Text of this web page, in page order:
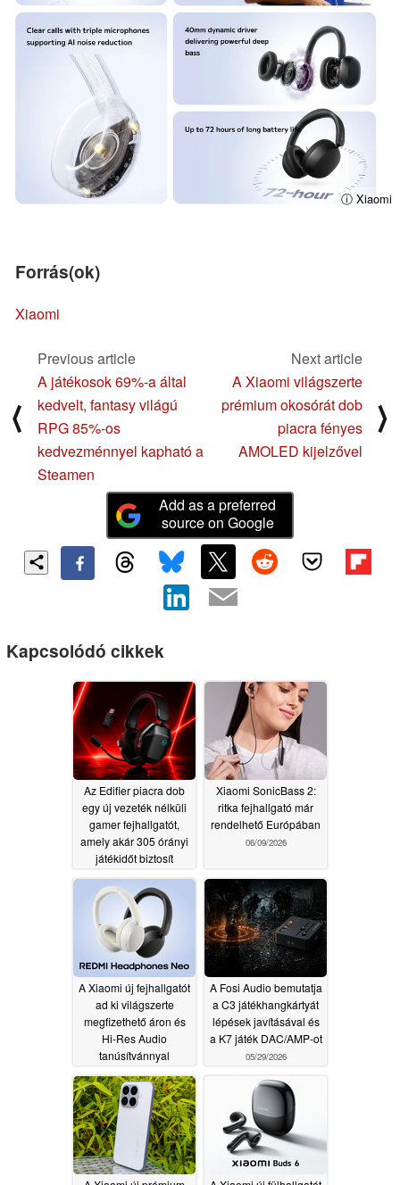
ⓘ Xiaomi
Forrás(ok)
Xiaomi
⟨
Previous article
A játékosok 69%-a által
kedvelt, fantasy világú
RPG 85%-os
kedvezménnyel kapható a
Steamen
Next article
A Xiaomi világszerte
prémium okosórát dob
piacra fényes
AMOLED kijelzővel
⟩
Add as a preferred
source on Google
Kapcsolódó cikkek
Az Edifier piacra dob
egy új vezeték nélküli
gamer fejhallgatót,
amely akár 305 órányi
játékidőt biztosít
07/02/2026
Xiaomi SonicBass 2:
ritka fejhallgató már
rendelhető Európában
06/09/2026
A Xiaomi új fejhallgatót
ad ki világszerte
megfizethető áron és
Hi-Res Audio
tanúsítvánnyal
05/29/2026
A Fosi Audio bemutatja
a C3 játékhangkártyát
lépések javításával és
a K7 játék DAC/AMP-ot
05/29/2026